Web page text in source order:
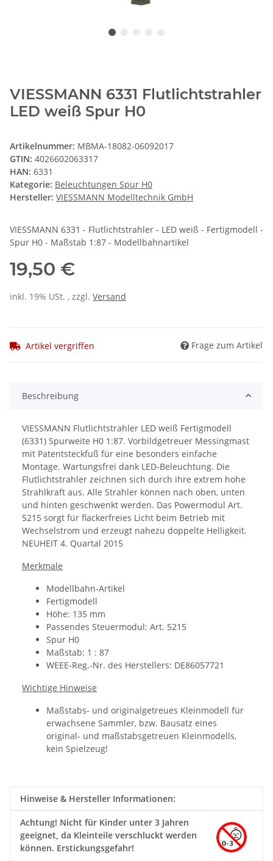
VIESSMANN 6331 Flutlichtstrahler
LED weiß Spur H0
Artikelnummer: MBMA-18082-06092017
GTIN: 4026602063317
HAN: 6331
Kategorie: Beleuchtungen Spur H0
Hersteller: VIESSMANN Modelltechnik GmbH
VIESSMANN 6331 - Flutlichtstrahler - LED weiß - Fertigmodell -
Spur H0 - Maßstab 1:87 - Modellbahnartikel
19,50 €
inkl. 19% USt. , zzgl. Versand
Artikel vergriffen Frage zum Artikel
Beschreibung
VIESSMANN Flutlichtstrahler LED weiß Fertigmodell
(6331) Spurweite H0 1:87. Vorbildgetreuer Messingmast
mit Patentsteckfuß für eine besonders einfache
Montage. Wartungsfrei dank LED-Beleuchtung. Die
Flutlichtstrahler zeichnen sich durch ihre extrem hohe
Strahlkraft aus. Alle Strahler können nach oben, unten
und hinten geschwenkt werden. Das Powermodul Art.
5215 sorgt für flackerfreies Licht beim Betrieb mit
Wechselstrom und erzeugt nahezu doppelte Helligkeit.
NEUHEIT 4. Quartal 2015
Merkmale
Modellbahn-Artikel
Fertigmodell
Höhe: 135 mm
Passendes Steuermodul: Art. 5215
Spur H0
Maßstab: 1 : 87
WEEE-Reg.-Nr. des Herstellers: DE86057721
Wichtige Hinweise
Maßstabs- und originalgetreues Kleinmodell für
erwachsene Sammler, bzw. Bausatz eines
original- und maßstabsgetreuen Kleinmodells,
kein Spielzeug!
Hinweise & Hersteller Informationen:
Achtung! Nicht für Kinder unter 3 Jahren
geeignet, da Kleinteile verschluckt werden
können. Erstickungsgefahr!